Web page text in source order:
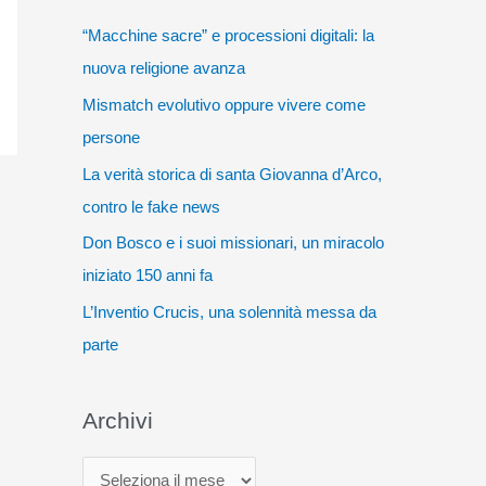
“Macchine sacre” e processioni digitali: la
nuova religione avanza
Mismatch evolutivo oppure vivere come
persone
La verità storica di santa Giovanna d’Arco,
contro le fake news
Don Bosco e i suoi missionari, un miracolo
iniziato 150 anni fa
L’Inventio Crucis, una solennità messa da
parte
Archivi